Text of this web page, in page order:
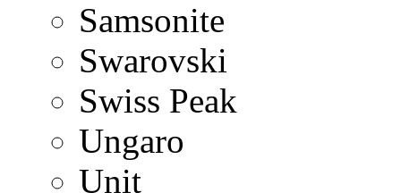
Samsonite
Swarovski
Swiss Peak
Ungaro
Unit